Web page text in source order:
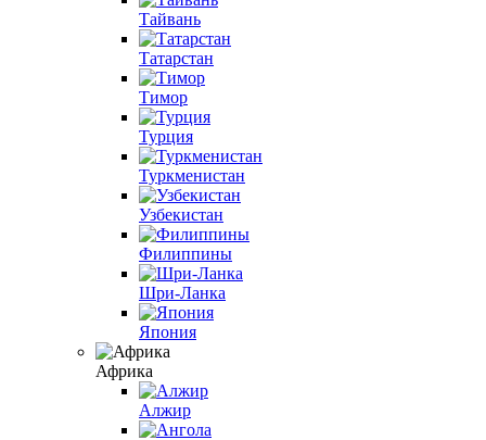
Тайвань
Татарстан
Тимор
Турция
Туркменистан
Узбекистан
Филиппины
Шри-Ланка
Япония
Африка
Алжир